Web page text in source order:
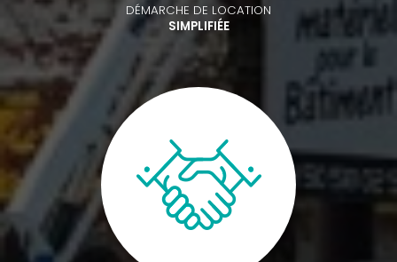
DÉMARCHE DE LOCATION
SIMPLIFIÉE